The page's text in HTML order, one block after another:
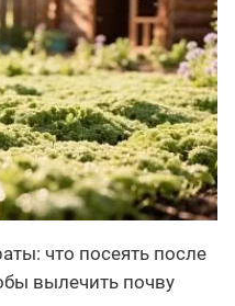
что посеять после
вылечить почву